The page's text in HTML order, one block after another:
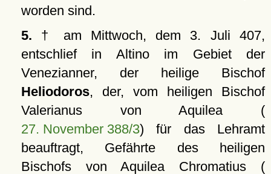
worden sind.
5. † am Mittwoch, dem 3. Juli 407,
entschlief in Altino im Gebiet der
Venezianner, der heilige Bischof
Heliodoros, der, vom heiligen Bischof
Valerianus von Aquilea (
27. November 388/3) für das Lehramt
beauftragt, Gefährte des heiligen
Bischofs von Aquilea Chromatius (